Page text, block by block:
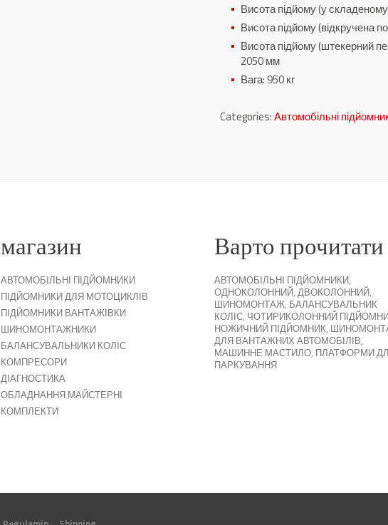
Висота підйому (у
Висота підйому (відкручена
Висота підйому (штекерний
2050 мм
Вага: 950 кг
Categories:Автомобільні
магазин
АВТОМОБІЛЬНІ ПІДЙОМНИКИ
ПІДЙОМНИКИ ДЛЯ МОТОЦИКЛІВ
ПІДЙОМНИКИ ВАНТАЖІВКИ
ШИНОМОНТАЖНИКИ
БАЛАНСУВАЛЬНИКИ КОЛІС
КОМПРЕСОРИ
ДІАГНОСТИКА
ОБЛАДНАННЯ МАЙСТЕРНІ
КОМПЛЕКТИ
Варто прочитати
АВТОМОБІЛЬНІ ПІДЙОМНИКИ,
ОДНОКОЛОННИЙ, ДВОКОЛОННИЙ,
ШИНОМОНТАЖ, БАЛАНСУВАЛЬНИК
КОЛІС, ЧОТИРИКОЛОННИЙ
НОЖИЧНИЙ ПІДЙОМНИК,
ДЛЯ ВАНТАЖНИХ АВТОМОБІЛІВ,
МАШИННЕ МАСТИЛО, ПЛАТФОРМИ
ПАРКУВАННЯ